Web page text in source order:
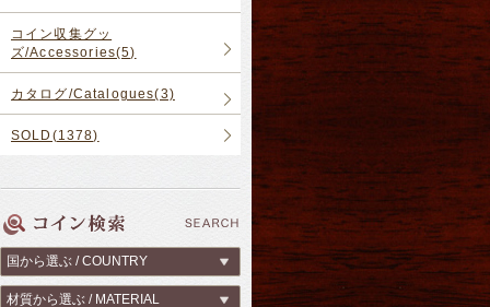
コイン収集グッ
ズ/Accessories(5)
カタログ/Catalogues(3)
SOLD(1378)